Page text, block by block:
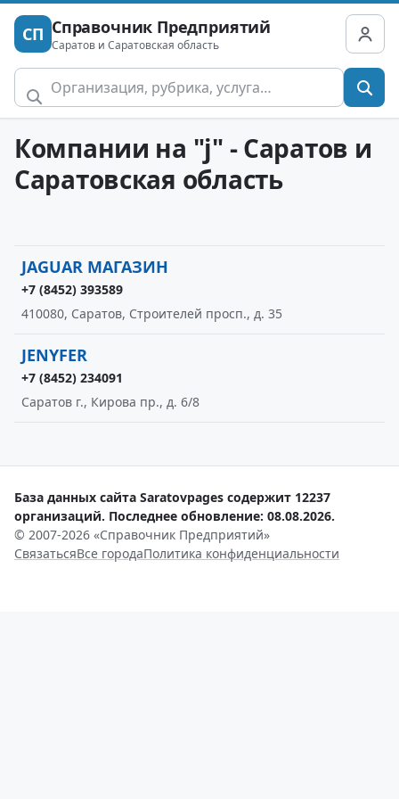
СП Справочник Предприятий
Саратов и Саратовская область
Компании на "j" - Саратов и
Саратовская область
JAGUAR МАГАЗИН
+7 (8452) 393589
410080, Саратов, Строителей просп., д. 35
JENYFER
+7 (8452) 234091
Саратов г., Кирова пр., д. 6/8
База данных сайта Saratovpages содержит 12237
организаций. Последнее обновление: 08.08.2026.
© 2007-2026 «Справочник Предприятий»
СвязатьсяВсе городаПолитика конфиденциальности